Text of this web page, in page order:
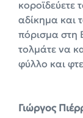
κοροϊδεύετε
αδίκημα και
πόρισμα στη
τολμάτε να
φύλλο και
Γιώργος